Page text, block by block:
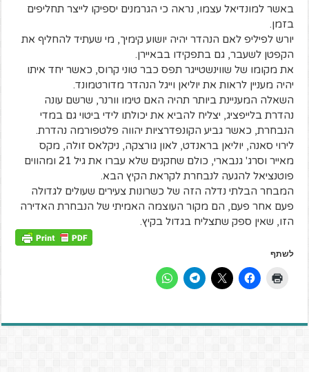
באשר למונדיאל עצמו, נראה כי הגרמנים יספיקו לייצר תחליפים
בזמן.
יורש לפיליפ לאם הנהדר יהיה יושוע קימיך, מי שעתיד להחליף את
הקפטן לשעבר, גם בתפקידו בבאיירן.
את מקומו של שווינשטייגר תפס כבר טוני קרוס, כאשר יחד איתו
יהיה מעניין לראות את יוליאן וייגל הנהדר מדורטמונד.
השאלה המעניינת ביותר תהיה האם טימו וורנר, שרשם עונה
נהדרת בלייפציג, יצליח להביא את יכולתו לידי ביטוי גם במדי
הנבחרת, כאשר גביע הקונפדרציות יהווה פלטפורמה נהדרת.
לירוי סאנה, יוליאן בראנדט, לאון גורצקה, ניקלאס זולה, מקס
מאייר וסרג' גנבארי, כולם שחקנים שלא עברו את גיל 21 ומהווים
פוטנציאל להגעה לנבחרת לקראת הקיץ הבא.
המבחר הבלתי נדלה הזה של כשרונות צעירים שעולים לגדולה
פעם אחר פעם, הם מקור העוצמה האמיתי של הנבחרת האדירה
הזו, שאין ספק שתצליח בגדול בקיץ.
לשתף